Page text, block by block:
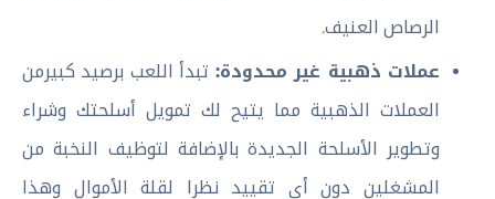
الرصاص العنيف.
عملات ذهبية غير محدودة: تبدأ اللعب برصيد كبيرمن
العملات الذهبية مما يتيح لك تمويل أسلحتك وشراء
وتطوير الأسلحة الجديدة بالإضافة لتوظيف النخبة من
المشغلين دون أى تقييد نظرا لقلة الأموال وهذا